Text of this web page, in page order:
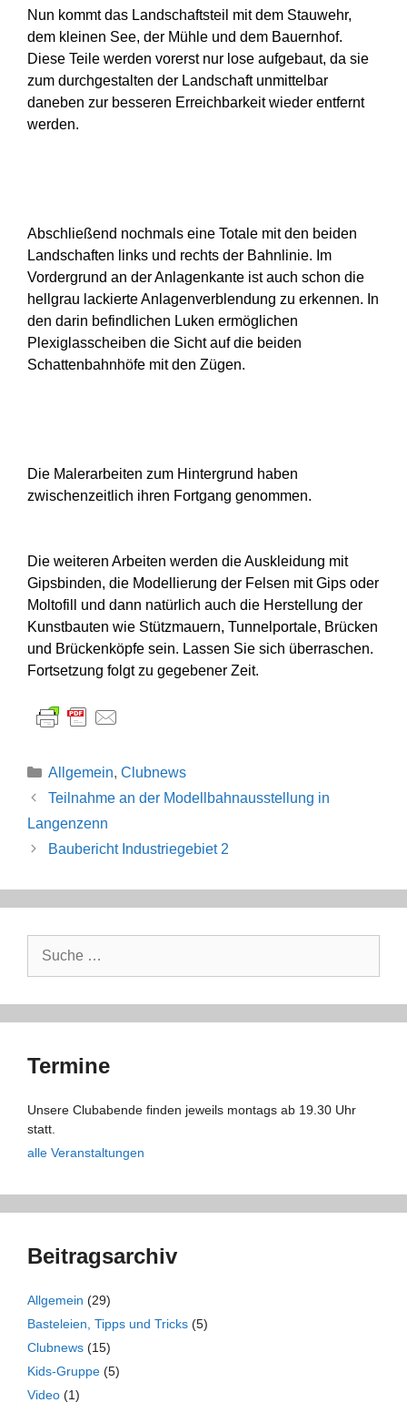
Nun kommt das Landschaftsteil mit dem Stauwehr,
dem kleinen See, der Mühle und dem Bauernhof.
Diese Teile werden vorerst nur lose aufgebaut, da sie
zum durchgestalten der Landschaft unmittelbar
daneben zur besseren Erreichbarkeit wieder entfernt
werden.
Abschließend nochmals eine Totale mit den beiden
Landschaften links und rechts der Bahnlinie. Im
Vordergrund an der Anlagenkante ist auch schon die
hellgrau lackierte Anlagenverblendung zu erkennen. In
den darin befindlichen Luken ermöglichen
Plexiglasscheiben die Sicht auf die beiden
Schattenbahnhöfe mit den Zügen.
Die Malerarbeiten zum Hintergrund haben
zwischenzeitlich ihren Fortgang genommen.
Die weiteren Arbeiten werden die Auskleidung mit
Gipsbinden, die Modellierung der Felsen mit Gips oder
Moltofill und dann natürlich auch die Herstellung der
Kunstbauten wie Stützmauern, Tunnelportale, Brücken
und Brückenköpfe sein. Lassen Sie sich überraschen.
Fortsetzung folgt zu gegebener Zeit.
Kategorien
Allgemein, Clubnews
Teilnahme an der Modellbahnausstellung in
Langenzenn
Baubericht Industriegebiet 2
nach:
Termine
Unsere Clubabende finden jeweils montags ab 19.30 Uhr
statt.
alle Veranstaltungen
Beitragsarchiv
Allgemein (29)
Basteleien, Tipps und Tricks (5)
Clubnews (15)
Kids-Gruppe (5)
Video (1)